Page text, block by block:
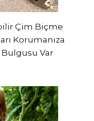
Çim Biçme
Korumanıza
Var